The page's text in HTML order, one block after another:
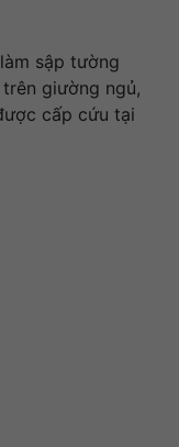
sập tường
giường ngủ,
cấp cứu tại